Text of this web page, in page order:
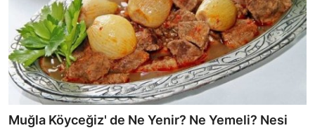
Muğla Köyceğiz' de Ne Yenir? Ne Yemeli? Nesi